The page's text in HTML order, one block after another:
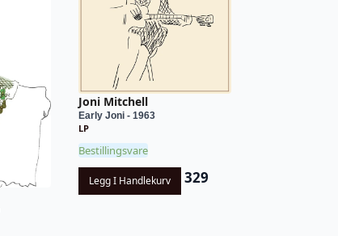
Joni Mitchell
Early Joni - 1963
LP
Bestillingsvare
Legg I Handlekurv 329